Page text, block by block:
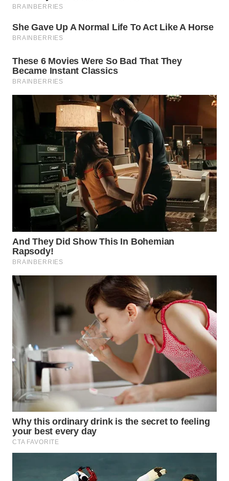
NIAS
WN
WN
TAPANULI
WN
WN
SIMALUNGUN
WN
LABUHANBATU
TAPANULI
SERDANG
TEBING
TINGGI
WN
PAKPAK
WN